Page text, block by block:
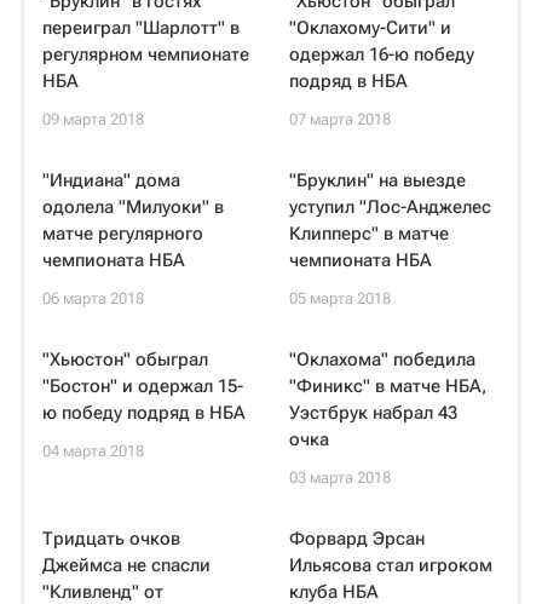
переиграл "Шарлотт" в
регулярном чемпионате
НБА
09 марта 2018
"Оклахому-Сити" и
одержал 16-ю победу
подряд в НБА
07 марта 2018
"Индиана" дома
одолела "Милуоки" в
матче регулярного
чемпионата НБА
06 марта 2018
"Бруклин" на выезде
уступил "Лос-Анджелес
Клипперс" в матче
чемпионата НБА
05 марта 2018
"Хьюстон" обыграл
"Бостон" и одержал 15-
ю победу подряд в НБА
04 марта 2018
"Оклахома" победила
"Финикс" в матче НБА,
Уэстбрук набрал 43
очка
03 марта 2018
Тридцать очков
Джеймса не спасли
"Кливленд" от
Форвард Эрсан
Ильясова стал игроком
клуба НБА